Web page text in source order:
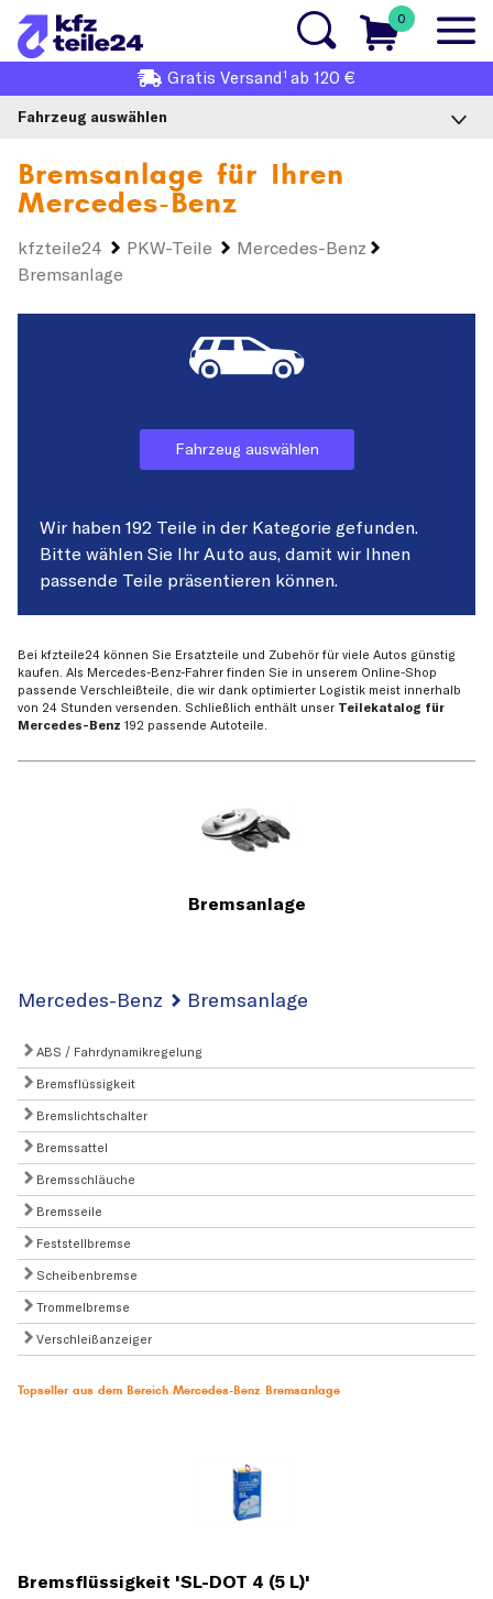
0
Gratis Versand1 ab 120 €
Fahrzeug auswählen
Bremsanlage für Ihren
Mercedes-Benz
kfzteile24 PKW-Teile
Mercedes-Benz
Bremsanlage
Fahrzeug auswählen
Wir haben 192 Teile in der Kategorie gefunden.
Bitte wählen Sie Ihr Auto aus, damit wir Ihnen
passende Teile präsentieren können.
Bei kfzteile24 können Sie Ersatzteile und Zubehör für viele Autos günstig
kaufen. Als Mercedes-Benz-Fahrer finden Sie in unserem Online-Shop
passende Verschleißteile, die wir dank optimierter Logistik meist innerhalb
von 24 Stunden versenden. Schließlich enthält unser Teilekatalog für
Mercedes-Benz 192 passende Autoteile.
Bremsanlage
Mercedes-Benz Bremsanlage
ABS / Fahrdynamikregelung
Bremsflüssigkeit
Bremslichtschalter
Bremssattel
Bremsschläuche
Bremsseile
Feststellbremse
Scheibenbremse
Trommelbremse
Verschleißanzeiger
Topseller aus dem Bereich Mercedes-Benz Bremsanlage
Bremsflüssigkeit 'SL-DOT 4 (5 L)'